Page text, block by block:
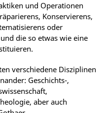
und Operationen
Konservierens,
oder
die so etwas wie eine
verschiedene Disziplinen
Geschichts-,
aber auch